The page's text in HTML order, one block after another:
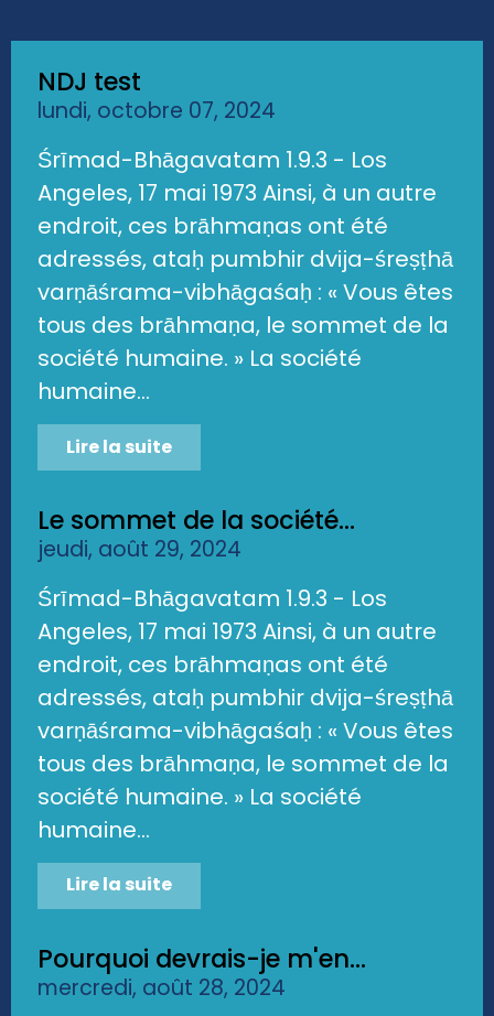
NDJ test
lundi, octobre 07, 2024
Śrīmad-Bhāgavatam 1.9.3 - Los
Angeles, 17 mai 1973 Ainsi, à un autre
endroit, ces brāhmaṇas ont été
adressés, ataḥ pumbhir dvija-śreṣṭhā
varṇāśrama-vibhāgaśaḥ : « Vous êtes
tous des brāhmaṇa, le sommet de la
société humaine. » La société
humaine...
Lire la suite
Le sommet de la société...
jeudi, août 29, 2024
Śrīmad-Bhāgavatam 1.9.3 - Los
Angeles, 17 mai 1973 Ainsi, à un autre
endroit, ces brāhmaṇas ont été
adressés, ataḥ pumbhir dvija-śreṣṭhā
varṇāśrama-vibhāgaśaḥ : « Vous êtes
tous des brāhmaṇa, le sommet de la
société humaine. » La société
humaine...
Lire la suite
Pourquoi devrais-je m'en...
mercredi, août 28, 2024